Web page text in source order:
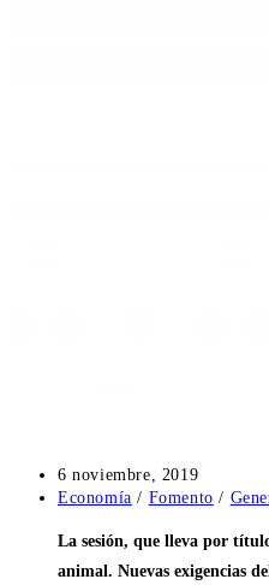
Publicación
de
entrada:
6 noviembre, 2019
Categoría
la
entrada:
Economía / Fomento /
La sesión, que lleva por
animal. Nuevas exigencias